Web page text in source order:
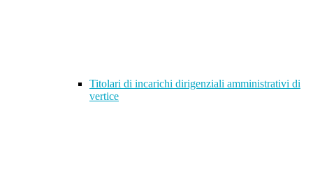
Titolari di incarichi dirigenziali amministrativi di
vertice